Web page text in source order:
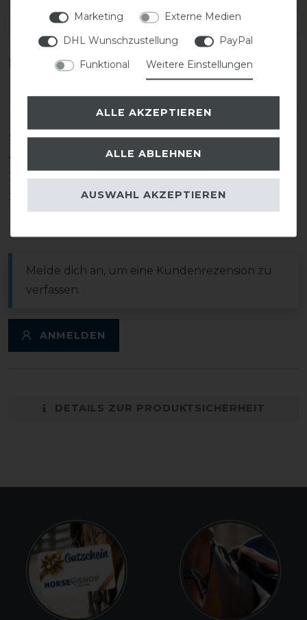
Kundenrezensionen (0)
5
0
4
0
3
0
2
0
1
Melde dich an, um eine Kundenrezension zu
verfassen.
ANMELDEN
DETAILS ZUR PRODUKTSICHERHEIT
Marketing
Externe Medien
DHL Wunschzustellung
PayPal
Funktional
Weitere Einstellungen
ALLE AKZEPTIEREN
ALLE ABLEHNEN
AUSWAHL AKZEPTIEREN